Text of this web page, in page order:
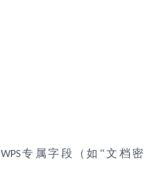
WPS专属字段（如“文档密